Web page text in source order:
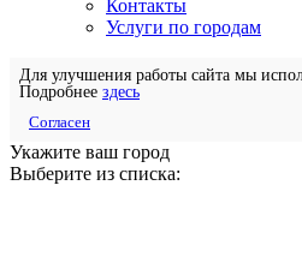
Контакты
Услуги по городам
Для улучшения работы сайта мы
Подробнее здесь
Согласен
Укажите ваш город
Выберите из списка: